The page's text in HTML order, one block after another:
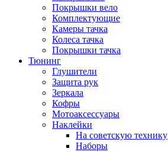
Покрышки вело
Комплектующие
Камеры тачка
Колеса тачка
Покрышки тачка
Тюнинг
Глушители
Защита рук
Зеркала
Кофры
Мотоаксессуары
Наклейки
На советскую технику
Наборы